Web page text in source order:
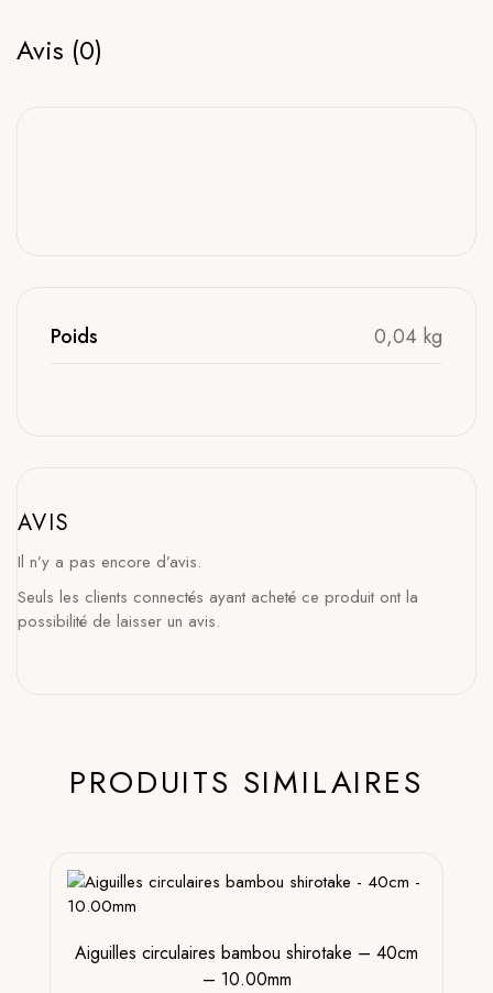
Avis (0)
Poids 0,04 kg
AVIS
Il n’y a pas encore d’avis.
Seuls les clients connectés ayant acheté ce produit ont la
possibilité de laisser un avis.
PRODUITS SIMILAIRES
Aiguilles circulaires bambou shirotake – 40cm
– 10.00mm